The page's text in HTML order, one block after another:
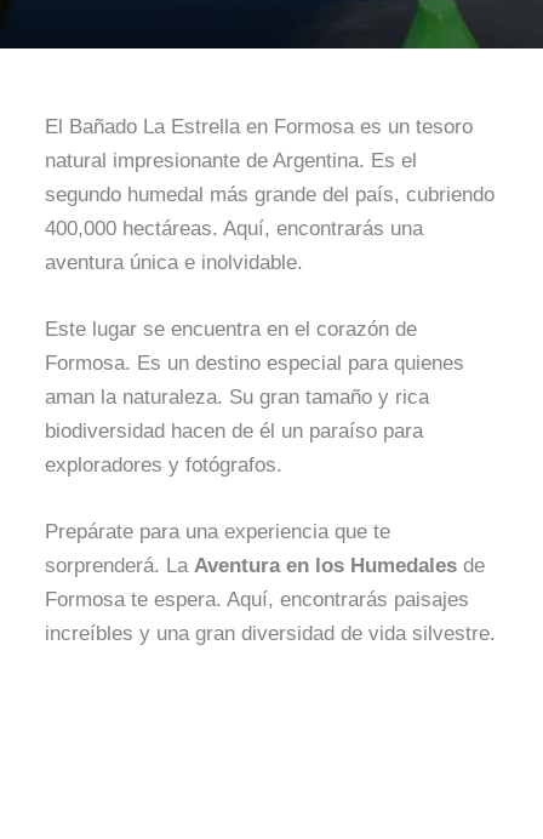
El Bañado La Estrella en Formosa es un tesoro
natural impresionante de Argentina. Es el
segundo humedal más grande del país, cubriendo
400,000 hectáreas. Aquí, encontrarás una
aventura única e inolvidable.
Este lugar se encuentra en el corazón de
Formosa. Es un destino especial para quienes
aman la naturaleza. Su gran tamaño y rica
biodiversidad hacen de él un paraíso para
exploradores y fotógrafos.
Prepárate para una experiencia que te
sorprenderá. La Aventura en los Humedales de
Formosa te espera. Aquí, encontrarás paisajes
increíbles y una gran diversidad de vida silvestre.